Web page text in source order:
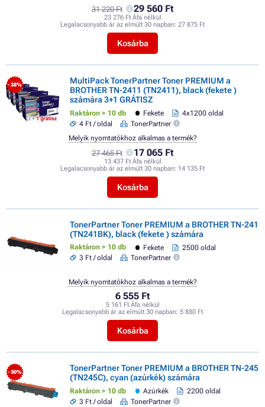
31 220 Ft 29 560 Ft
23 276 Ft Áfa nélkül
Legalacsonyabb ár az elmúlt 30 napban: 27 875 Ft
Kosárba
- 38%
MultiPack TonerPartner Toner PREMIUM a
BROTHER TN-2411 (TN2411), black (fekete )
számára 3+1 GRÁTISZ
Raktáron > 10 db Fekete
4x1200 oldal
4 Ft / oldal
TonerPartner
27 465 Ft 17 065 Ft
13 437 Ft Áfa nélkül
Legalacsonyabb ár az elmúlt 30 napban: 14 135 Ft
Kosárba
Melyik nyomtatókhoz alkalmas a termék?
TonerPartner Toner PREMIUM a BROTHER TN-241
(TN241BK), black (fekete ) számára
Raktáron > 10 db Fekete
2500 oldal
3 Ft / oldal
TonerPartner
6 555 Ft
5 161 Ft Áfa nélkül
Legalacsonyabb ár az elmúlt 30 napban: 5 880 Ft
Kosárba
Melyik nyomtatókhoz alkalmas a termék?
- 30%
TonerPartner Toner PREMIUM a BROTHER TN-245
(TN245C), cyan (azúrkék) számára
Raktáron > 10 db Azúrkék
2200 oldal
3 Ft / oldal
TonerPartner